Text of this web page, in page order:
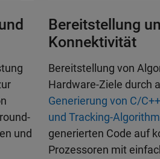
und
Bereitstellung
Konnektivität
Bereitstellung von
Hardware-Ziele durch
Generierung von C/
und Tracking-
generierten Code auf
Prozessoren mit